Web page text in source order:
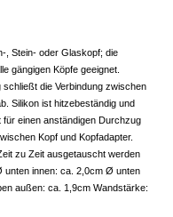
, Stein- oder Glaskopf; die
gängigen Köpfe geeignet.
die Verbindung zwischen
Silikon ist hitzebeständig und
für einen anständigen Durchzug
Kopf und Kopfadapter.
zu Zeit ausgetauscht werden
unten innen: ca. 2,0cm Ø unten
außen: ca. 1,9cm Wandstärke: